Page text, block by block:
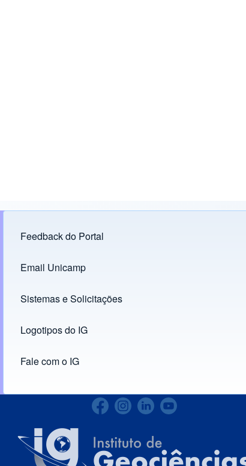
Footer menu
Feedback do Portal
Links
Email Unicamp
(opens in new tab)
Sistemas e Solicitações
(opens in new tab)
Logotipos do IG
(opens in new tab)
Fale com o IG